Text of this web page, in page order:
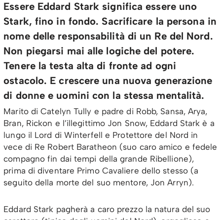
Essere Eddard Stark significa essere uno
Stark, fino in fondo. Sacrificare la persona in
nome delle responsabilità di un Re del Nord.
Non piegarsi mai alle logiche del potere.
Tenere la testa alta di fronte ad ogni
ostacolo. E crescere una nuova generazione
di donne e uomini con la stessa mentalità.
Marito di Catelyn Tully e padre di Robb, Sansa, Arya,
Bran, Rickon e l’illegittimo Jon Snow, Eddard Stark è a
lungo il Lord di Winterfell e Protettore del Nord in
vece di Re Robert Baratheon (suo caro amico e fedele
compagno fin dai tempi della grande Ribellione),
prima di diventare Primo Cavaliere dello stesso (a
seguito della morte del suo mentore, Jon Arryn).
Eddard Stark pagherà a caro prezzo la natura del suo